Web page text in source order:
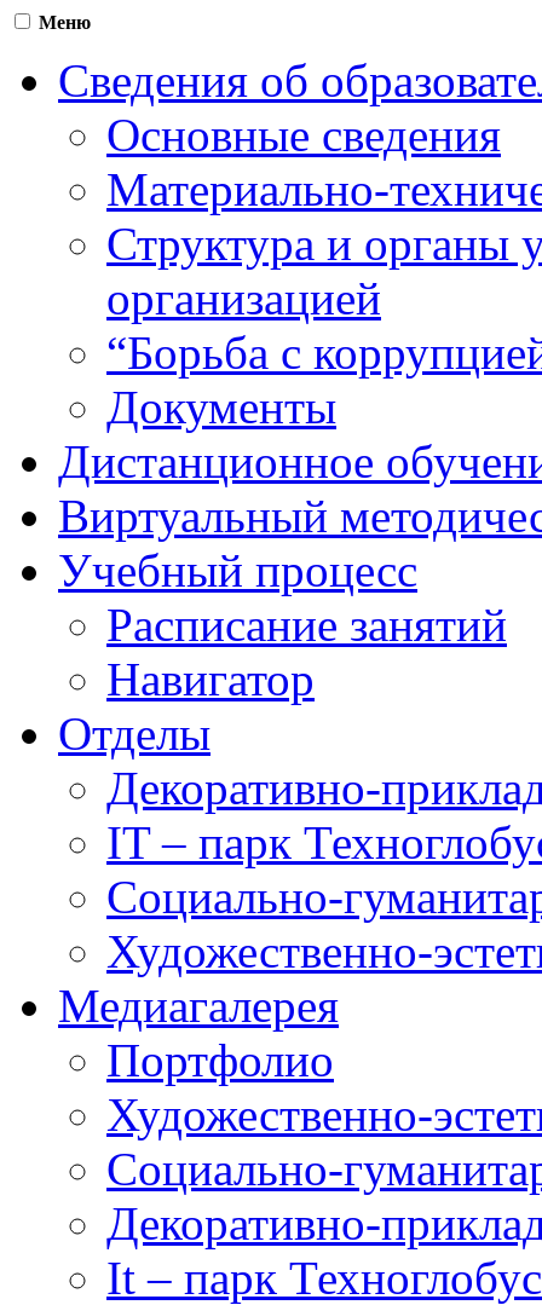
Меню
Сведения об
Основные сведения
Материально-
Структура и органы
организацией
“Борьба с
Документы
Дистанционное
Виртуальный
Учебный процесс
Расписание занятий
Навигатор
Отделы
Декоративно-
IT – парк
Социально-
Художественно-
Медиагалерея
Портфолио
Художественно-
Социально-
Декоративно-
It – парк Техноглобус